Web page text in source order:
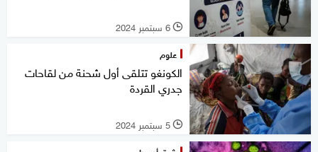
l 6 سبتمبر 2024
علوم
الكونغو تتلقى أول شحنة من لقاحات
جدري القردة
l 5 سبتمبر 2024